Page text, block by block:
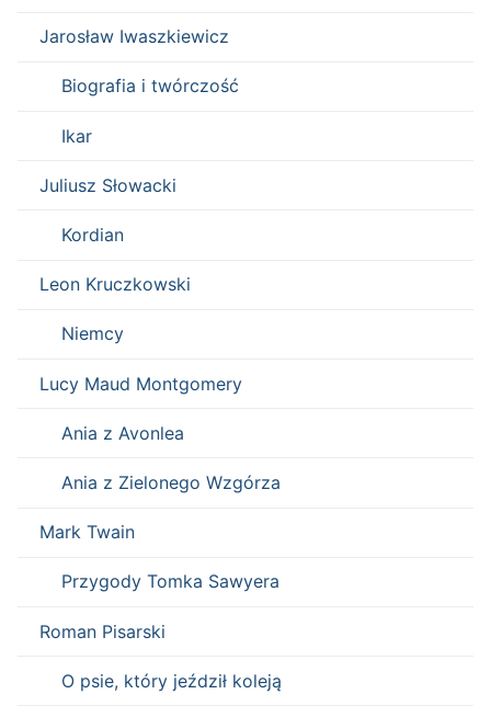
Jarosław Iwaszkiewicz
Biografia i twórczość
Ikar
Juliusz Słowacki
Kordian
Leon Kruczkowski
Niemcy
Lucy Maud Montgomery
Ania z Avonlea
Ania z Zielonego Wzgórza
Mark Twain
Przygody Tomka Sawyera
Roman Pisarski
O psie, który jeździł koleją